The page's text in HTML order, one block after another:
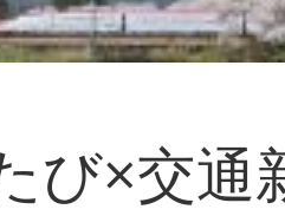
び×交通